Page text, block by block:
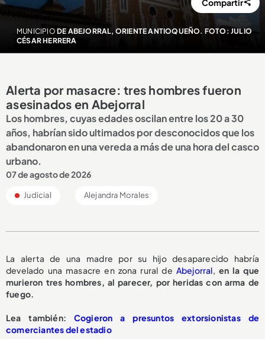
MUNICIPIO DE ABEJORRAL, ORIENTE ANTIOQUEÑO. FOTO: JULIO
CÉSAR HERRERA
Compartir
Alerta por masacre: tres hombres fueron
asesinados en Abejorral
Los hombres, cuyas edades oscilan entre los 20 a 30
años, habrían sido ultimados por desconocidos que los
abandonaron en una vereda a más de una hora del casco
urbano.
07 de agosto de 2026
Judicial Alejandra Morales
La alerta de una madre por su hijo desaparecido habría
develado una masacre en zona rural de Abejorral, en la que
murieron tres hombres, al parecer, por heridas con arma de
fuego.
Lea también: Cogieron a presuntos extorsionistas de
comerciantes del estadio